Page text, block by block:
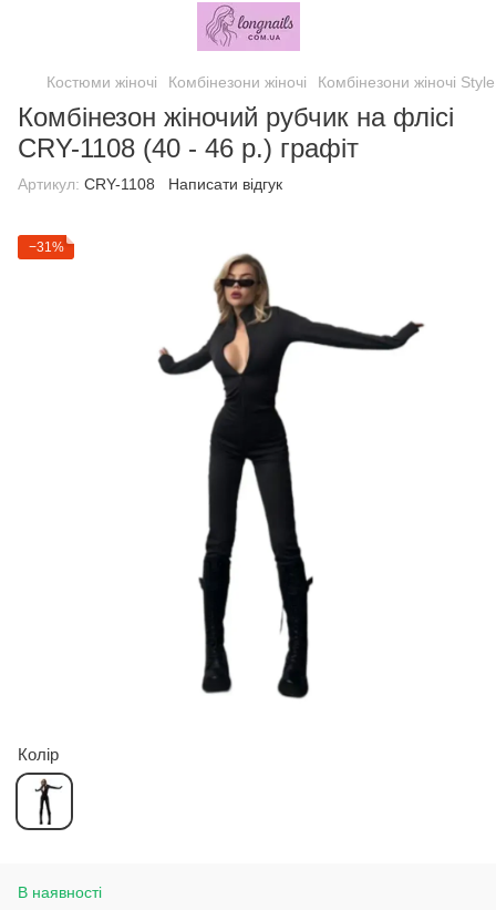
Костюми жіночі Комбінезони жіночі Комбінезони жіночі Style
Комбінезон жіночий рубчик на флісі
CRY-1108 (40 - 46 р.) графіт
Артикул: CRY-1108 Написати відгук
−31%
Колір
В наявності